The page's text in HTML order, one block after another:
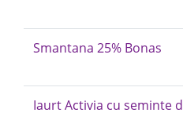
Smantana 25% Bonas
Iaurt Activia cu seminte